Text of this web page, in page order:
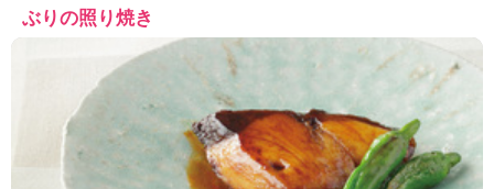
ぶりの照り焼き